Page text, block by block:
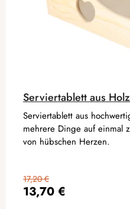
Serviertablett aus
13,70 €
17,20 €
Serviertablett aus
mehrere Dinge auf einmal
von hübschen Herzen.